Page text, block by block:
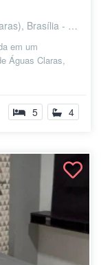
Brasília - DF
em um
Águas Claras,
5 4